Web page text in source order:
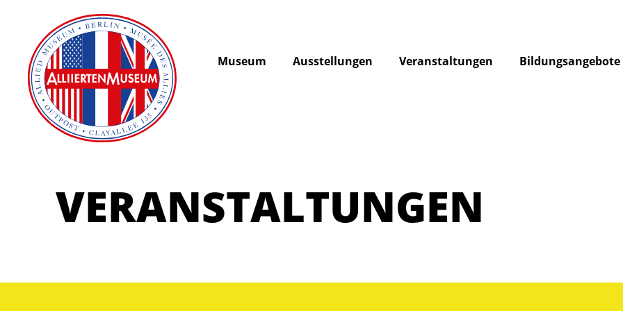
Museum Ausstellungen Veranstaltungen Bildungsangebote
VERANSTALTUNGEN